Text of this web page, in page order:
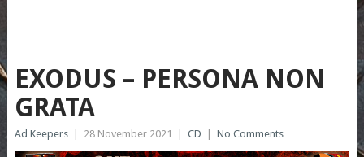
EXODUS – PERSONA NON
GRATA
Ad Keepers 28 November 2021 CD No Comments